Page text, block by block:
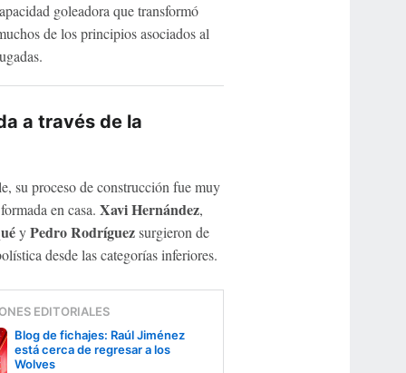
goleadora que transformó
de los principios asociados al
a través de la
su proceso de construcción fue muy
en casa. Xavi Hernández,
yPedro Rodríguezsurgieron de
desde las categorías inferiores.
EDITORIALES
Blog de fichajes: Raúl Jiménez
está cerca de regresar a los
Wolves